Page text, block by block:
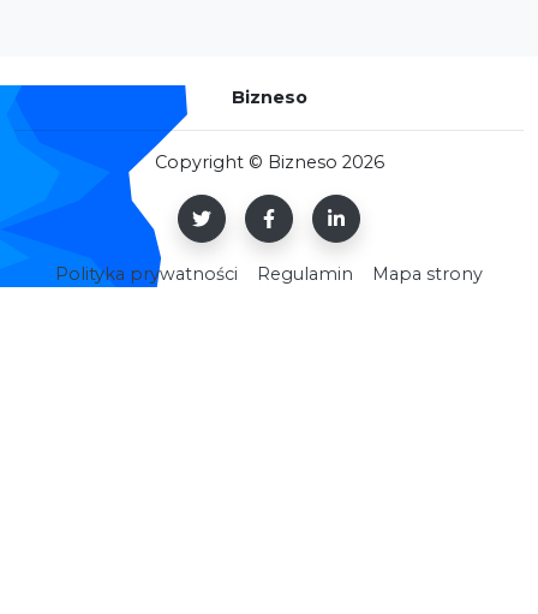
Bizneso
Copyright © Bizneso 2026
Polityka prywatności Regulamin Mapa strony